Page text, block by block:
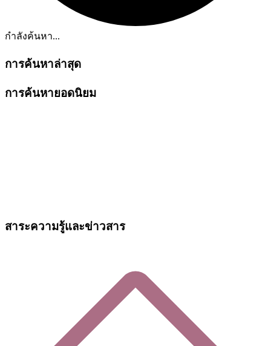
กำลังค้นหา...
การค้นหาล่าสุด
การค้นหายอดนิยม
สาระความรู้และข่าวสาร